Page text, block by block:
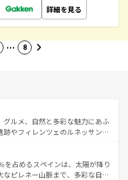
詳細を見る
… 8
グルメ、自然と多彩な魅力にあふ
跡やフィレンツェのルネッサンス
田園風景やアマルフィ海岸の絶
せない。観光の合間には、本場の
イタリア料理を堪能することも
を占めるスペインは、太陽が降り
ピレネー山脈まで、多彩な自然